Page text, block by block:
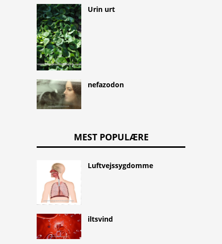
Urin urt
nefazodon
MEST POPULÆRE
Luftvejssygdomme
iltsvind